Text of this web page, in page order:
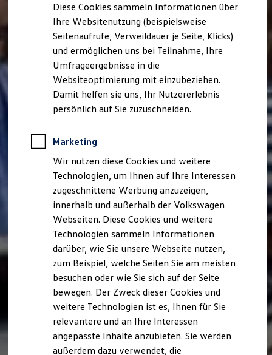
Behörden
Direktkunden
Sonderfahrzeuge
Anpfiff zum Gewinn
Elektromobilität
Elektroautos
ID. Tutorials
Elektrofahrzeugkonzepte
ID. EVERY1
Reichweite
Rekuperation
Laden unterwegs
Laden Zuhause
Ladestationen finden
Ladezeitensimulator
Batterie
Sicherheit
Nachhaltigkeit
Technologie
Kosten und Kauf
Verbrauchskosten
Kaufoptionen
E-Auto-Förderung
Software und Konnektivität
Die ID. Software 6
ID. Software Versionen und Updates
Digitale Extras
Schnittstellen zu Ihrem ID.
Diese Cookies sammeln Informationen über
Ihre Websitenutzung (beispielsweise
Seitenaufrufe, Verweildauer je Seite, Klicks)
und ermöglichen uns bei Teilnahme, Ihre
Umfrageergebnisse in die
Websiteoptimierung mit einzubeziehen.
Damit helfen sie uns, Ihr Nutzererlebnis
persönlich auf Sie zuzuschneiden.
Marketing
Wir nutzen diese Cookies und weitere
Technologien, um Ihnen auf Ihre Interessen
zugeschnittene Werbung anzuzeigen,
innerhalb und außerhalb der Volkswagen
Webseiten. Diese Cookies und weitere
Technologien sammeln Informationen
darüber, wie Sie unsere Webseite nutzen,
zum Beispiel, welche Seiten Sie am meisten
besuchen oder wie Sie sich auf der Seite
bewegen. Der Zweck dieser Cookies und
weitere Technologien ist es, Ihnen für Sie
relevantere und an Ihre Interessen
angepasste Inhalte anzubieten. Sie werden
außerdem dazu verwendet, die